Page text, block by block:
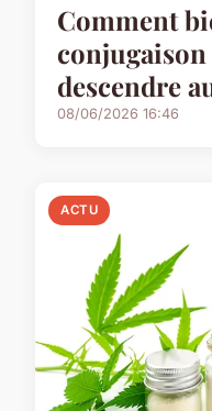
Comment
descendre
08/06/2026 16:46
ACTU